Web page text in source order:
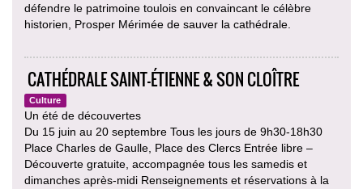
défendre le patrimoine toulois en convaincant le célèbre
historien, Prosper Mérimée de sauver la cathédrale.
CATHÉDRALE SAINT-ÉTIENNE & SON CLOÎTRE
Culture
Un été de découvertes
Du 15 juin au 20 septembre Tous les jours de 9h30-18h30
Place Charles de Gaulle, Place des Clercs Entrée libre –
Découverte gratuite, accompagnée tous les samedis et
dimanches après-midi Renseignements et réservations à la